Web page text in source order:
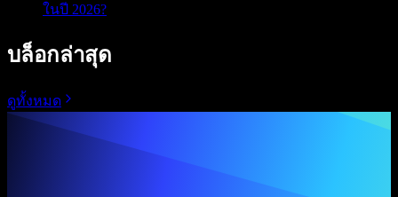
ในปี 2026?
บล็อกล่าสุด
ดูทั้งหมด